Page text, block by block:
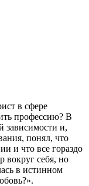
в сфере
профессию? В
зависимости и,
понял, что
и что все гораздо
вокруг себя, но
в истинном